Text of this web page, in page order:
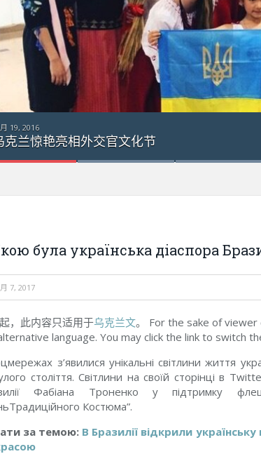
交官文化节
була українська діаспора
7, 2017
，此内容只适用于乌克兰文。 For the sake of
language. You may click the link to switch
з’явилися унікальні світлини життя
століття. Світлини на своїй сторінці в
Фабіана Троненко у підтримку
Костюма”.
за темою: В Бразилії відкрили